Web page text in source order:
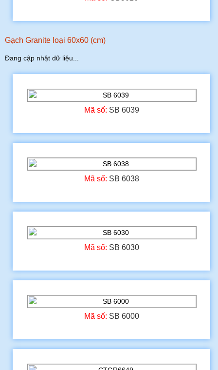
Gạch Granite loại 60x60 (cm)
Đang cập nhật dữ liệu...
Mã số: SB 6039
Mã số: SB 6038
Mã số: SB 6030
Mã số: SB 6000